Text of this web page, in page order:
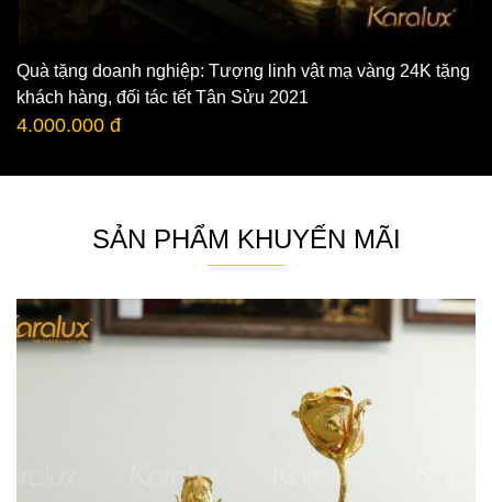
Quà tặng doanh nghiệp: Tượng linh vật mạ vàng 24K tặng
khách hàng, đối tác tết Tân Sửu 2021
4.000.000 đ
SẢN PHẨM KHUYẾN MÃI